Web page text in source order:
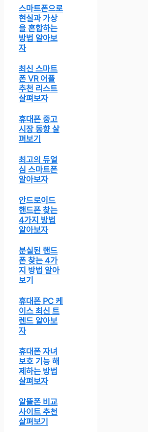
스마트폰으로
현실과 가상
을 혼합하는
방법 알아보
자
최신 스마트
폰 VR 어플
추천 리스트
살펴보자
휴대폰 중고
시장 동향 살
펴보기
최고의 듀얼
심 스마트폰
알아보자
안드로이드
핸드폰 찾는
4가지 방법
알아보자
분실된 핸드
폰 찾는 4가
지 방법 알아
보기
휴대폰 PC 케
이스 최신 트
렌드 알아보
자
휴대폰 자녀
보호 기능 해
제하는 방법
살펴보자
알뜰폰 비교
사이트 추천
살펴보기